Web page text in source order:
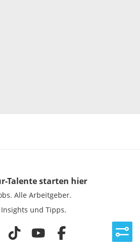
Talentestarten hier
Alle Arbeitgeber.
und Tipps.